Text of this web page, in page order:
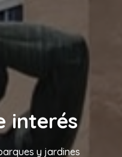
interés
y jardines